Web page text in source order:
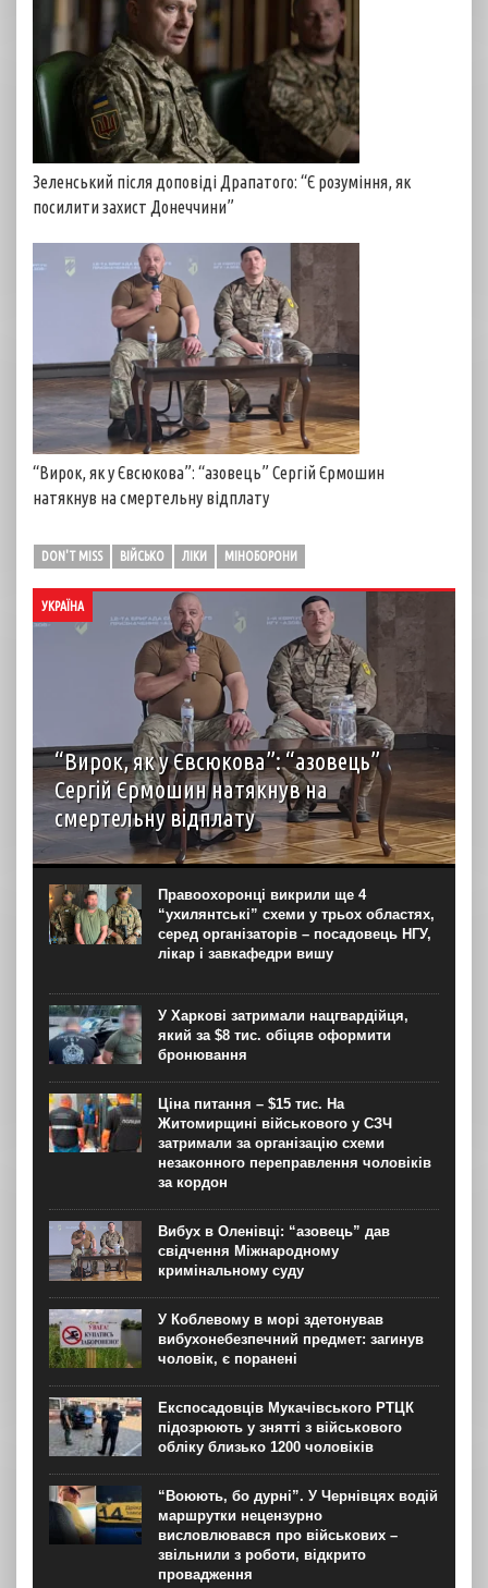
Зеленський після доповіді Драпатого: “Є розуміння, як
посилити захист Донеччини”
“Вирок, як у Євсюкова”: “азовець” Сергій Єрмошин
натякнув на смертельну відплату
DON'T MISS ВІЙСЬКО ЛІКИ МІНОБОРОНИ
УКРАЇНА
“Вирок, як у Євсюкова”: “азовець”
Сергій Єрмошин натякнув на
смертельну відплату
Капітан Сергій Єрмошин (“Єрмалай”), колишній
військовополонений, а нині – заступник командира
бригади з тилу, начальник тилу 12-ї бригади
спеціального призначення НГУ “Азов”, вважає, що усіх
росіян, дотичних до репресій...
Правоохоронці викрили ще 4
“ухилянтські” схеми у трьох областях,
серед організаторів – посадовець НГУ,
лікар і завкафедри вишу
У Харкові затримали нацгвардійця,
який за $8 тис. обіцяв оформити
бронювання
Ціна питання – $15 тис. На
Житомирщині військового у СЗЧ
затримали за організацію схеми
незаконного переправлення чоловіків
за кордон
Вибух в Оленівці: “азовець” дав
свідчення Міжнародному
кримінальному суду
У Коблевому в морі здетонував
вибухонебезпечний предмет: загинув
чоловік, є поранені
Експосадовців Мукачівського РТЦК
підозрюють у знятті з військового
обліку близько 1200 чоловіків
“Воюють, бо дурні”. У Чернівцях водій
маршрутки нецензурно
висловлювався про військових –
звільнили з роботи, відкрито
провадження